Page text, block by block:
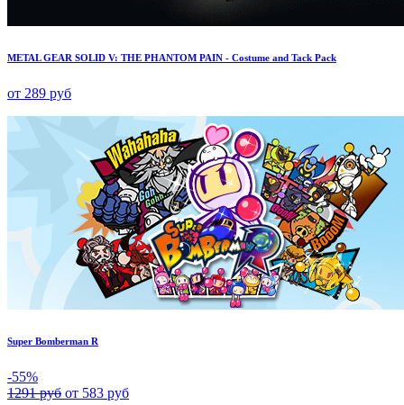
METAL GEAR SOLID V: THE PHANTOM PAIN - Costume and Tack Pack
от 289 руб
Super Bomberman R
-55%
1291 руб от 583 руб